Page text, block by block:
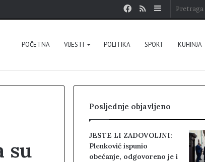
Sidebar
RSS
Facebook
POČETNA VIJESTI POLITIKA SPORT KUHINJA
su
Posljednje objavljeno
JESTE LI ZADOVOLJNI:
Plenković ispunio
obećanje, odgovoreno je i